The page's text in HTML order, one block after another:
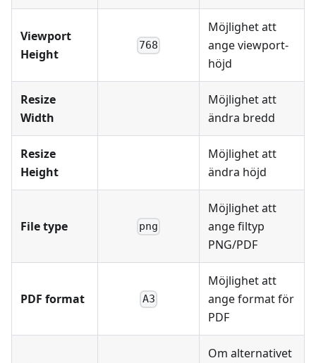
Viewport
Height
768
Möjlighet att
ange viewport-
höjd
Resize
Width
Möjlighet att
ändra bredd
Resize
Height
Möjlighet att
ändra höjd
File type png
Möjlighet att
ange filtyp
PNG/PDF
PDF format A3
Möjlighet att
ange format för
PDF
Om alternativet